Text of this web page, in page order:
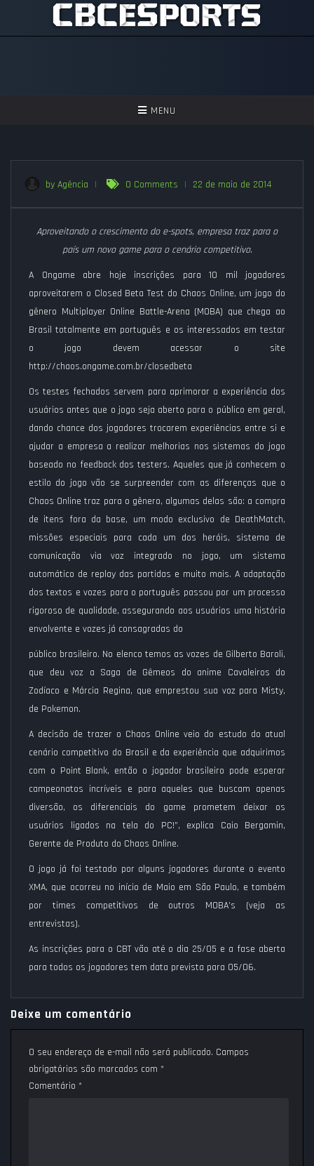
TOGGLE
MENU
ASSISTIR
PERGUNTAS FREQUENTES
SEJA UM APOIADOR!
by Agência | 0 Comments | 22 de maio de 2014
Aproveitando o crescimento do e-spots, empresa traz para o
país um novo game para o cenário competitivo.
A Ongame abre hoje inscrições para 10 mil jogadores
aproveitarem o Closed Beta Test do Chaos Online, um jogo do
gênero Multiplayer Online Battle-Arena (MOBA) que chega ao
Brasil totalmente em português e os interessados em testar
o jogo devem acessar o site
http://chaos.ongame.com.br/closedbeta
Os testes fechados servem para aprimorar a experiência dos
usuários antes que o jogo seja aberto para o público em geral,
dando chance dos jogadores trocarem experiências entre si e
ajudar a empresa a realizar melhorias nos sistemas do jogo
baseado no feedback dos testers. Aqueles que já conhecem o
estilo do jogo vão se surpreender com as diferenças que o
Chaos Online traz para o gênero, algumas delas são: a compra
de itens fora da base, um modo exclusivo de DeathMatch,
missões especiais para cada um dos heróis, sistema de
comunicação via voz integrado no jogo, um sistema
automático de replay das partidas e muito mais. A adaptação
dos textos e vozes para o português passou por um processo
rigoroso de qualidade, assegurando aos usuários uma história
envolvente e vozes já consagradas do
público brasileiro. No elenco temos as vozes de Gilberto Baroli,
que deu voz a Saga de Gêmeos do anime Cavaleiros do
Zodíaco e Márcia Regina, que emprestou sua voz para Misty,
de Pokemon.
A decisão de trazer o Chaos Online veio do estudo do atual
cenário competitivo do Brasil e da experiência que adquirimos
com o Point Blank, então o jogador brasileiro pode esperar
campeonatos incríveis e para aqueles que buscam apenas
diversão, os diferenciais do game prometem deixar os
usuários ligados na tela do PC!”, explica Caio Bergamin,
Gerente de Produto do Chaos Online.
O jogo já foi testado por alguns jogadores durante o evento
XMA, que ocorreu no início de Maio em São Paulo, e também
por times competitivos de outros MOBA’s (veja as
entrevistas).
As inscrições para o CBT vão até o dia 25/05 e a fase aberta
para todos os jogadores tem data prevista para 05/06.
Deixe um comentário
O seu endereço de e-mail não será publicado. Campos
obrigatórios são marcados com *
Comentário *